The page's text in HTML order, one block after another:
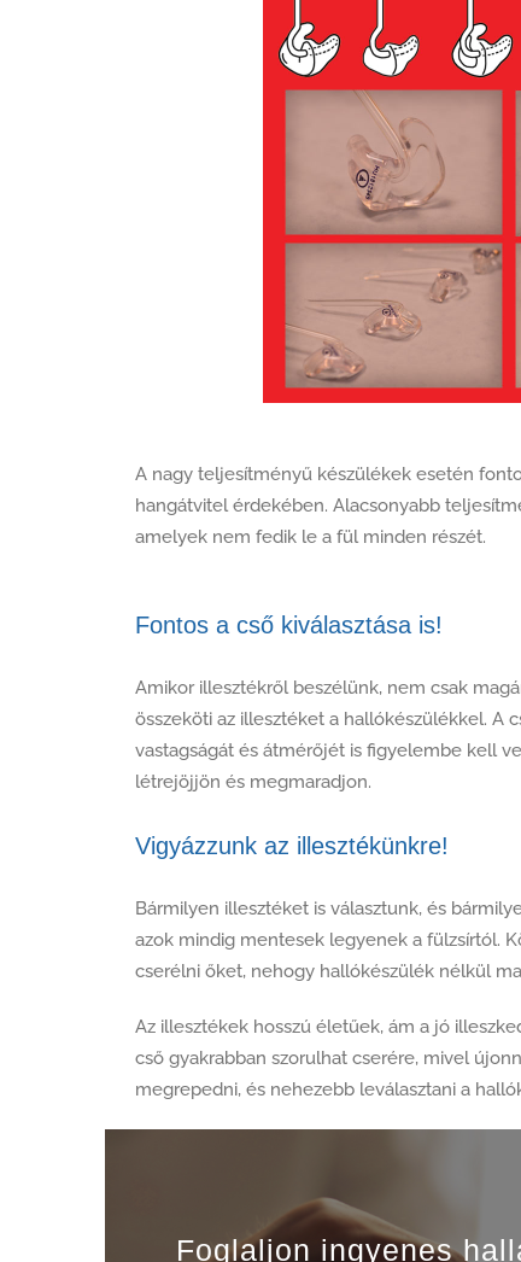
A nagy teljesítményű készülékek esetén
hangátvitel érdekében. Alacsonyabb
amelyek nem fedik le a fül minden részét.
Fontos a cső kiválasztása is!
Amikor illesztékről beszélünk, nem csak
összeköti az illesztéket a hallókészülékkel. A
vastagságát és átmérőjét is figyelembe kell
létrejöjjön és megmaradjon.
Vigyázzunk az illesztékünkre!
Bármilyen illesztéket is választunk, és
azok mindig mentesek legyenek a fülzsírtól.
cserélni őket, nehogy hallókészülék nélkül
Az illesztékek hosszú életűek, ám a jó
cső gyakrabban szorulhat cserére, mivel
megrepedni, és nehezebb leválasztani a
Foglaljon ingyenes